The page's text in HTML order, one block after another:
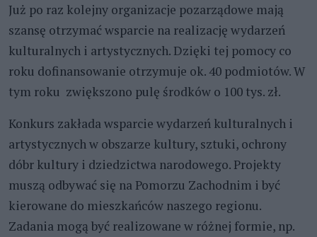
Już po raz kolejny organizacje pozarządowe mają
szansę otrzymać wsparcie na realizację wydarzeń
kulturalnych i artystycznych. Dzięki tej pomocy co
roku dofinansowanie otrzymuje ok. 40 podmiotów. W
tym roku zwiększono pulę środków o 100 tys. zł.
Konkurs zakłada wsparcie wydarzeń kulturalnych i
artystycznych w obszarze kultury, sztuki, ochrony
dóbr kultury i dziedzictwa narodowego. Projekty
muszą odbywać się na Pomorzu Zachodnim i być
kierowane do mieszkańców naszego regionu.
Zadania mogą być realizowane w różnej formie, np.